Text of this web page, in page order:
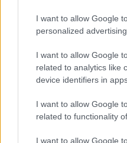
I want to allow Google
personalized
I want to allow Google
related to analytics like
device identifiers in
I want to allow Google
related to functionality
I want to allow Google
Τουρκία
Η «μαύρη»
κτίρια
πληγείσες
Η πρώτη
στην Κυψέλη